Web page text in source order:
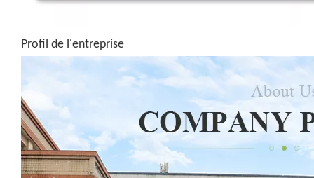
Profil de l'entreprise